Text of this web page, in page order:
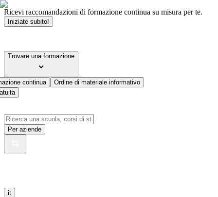
Ricevi raccomandazioni di formazione continua su misura per te.
Iniziate subito!
Trovare una formazione
continua
Ordine di materiale informativo
Per aziende
it